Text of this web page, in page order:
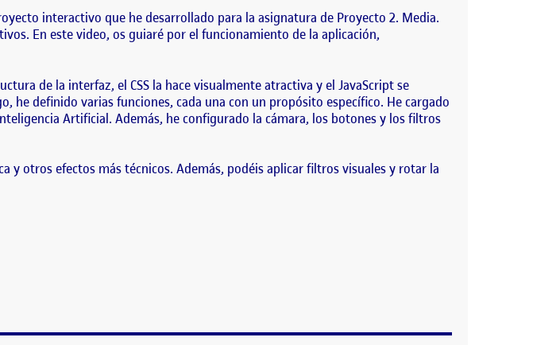
interactivo que he desarrollado para la asignatura de Proyecto 2. Media.
En este video, os guiaré por el funcionamiento de la aplicación,
de la interfaz, el CSS la hace visualmente atractiva y el JavaScript se
he definido varias funciones, cada una con un propósito específico. He cargado
Artificial. Además, he configurado la cámara, los botones y los filtros
otros efectos más técnicos. Además, podéis aplicar filtros visuales y rotar la